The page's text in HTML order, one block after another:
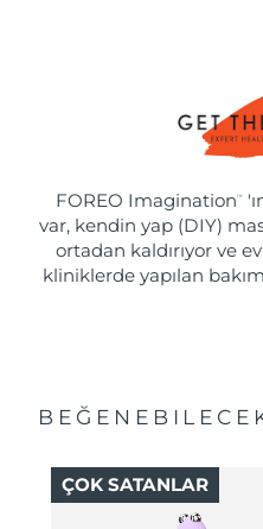
FOREO Imagination ™
var, kendin yap (DIY)
ortadan kaldırıyor ve
kliniklerde yapılan
ÇOK SATANLAR